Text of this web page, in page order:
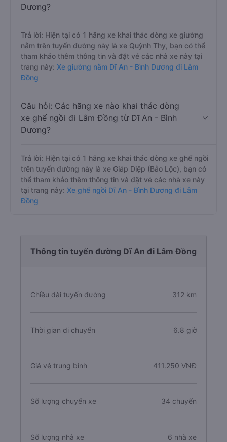
Dương?
Trả lời: Hiện tại có 1 hãng xe khai thác dòng xe giường
nằm trên tuyến đường này là xe Quỳnh Thy, bạn có thể
tham khảo thêm thông tin và đặt vé các nhà xe này tại
trang này: Xe giường nằm Dĩ An - Bình Dương đi Lâm
Đồng
Câu hỏi: Các hãng xe nào khai thác dòng
xe ghế ngồi đi Lâm Đồng từ Dĩ An - Bình
Dương?
Trả lời: Hiện tại có 1 hãng xe khai thác dòng xe ghế ngồi
trên tuyến đường này là xe Giáp Diệp (Bảo Lộc), bạn có
thể tham khảo thêm thông tin và đặt vé các nhà xe này
tại trang này: Xe ghế ngồi Dĩ An - Bình Dương đi Lâm
Đồng
Thông tin tuyến đường Dĩ An đi Lâm Đồng
Chiều dài tuyến đường 312 km
Thời gian di chuyển 6.8 giờ
Giá vé trung bình 411.250 VNĐ
Số lượng chuyến xe 34 chuyến
Số lượng nhà xe 6 nhà xe